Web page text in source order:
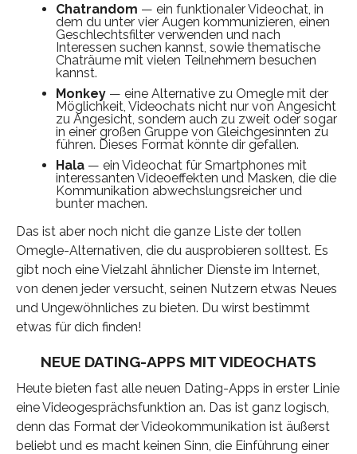
Chatrandom — ein funktionaler Videochat, in
dem du unter vier Augen kommunizieren, einen
Geschlechtsfilter verwenden und nach
Interessen suchen kannst, sowie thematische
Chaträume mit vielen Teilnehmern besuchen
kannst.
Monkey— eine Alternative zu Omegle mit der
Möglichkeit, Videochats nicht nur von Angesicht
zu Angesicht, sondern auch zu zweit oder sogar
in einer großen Gruppe von Gleichgesinnten zu
führen. Dieses Format könnte dir gefallen.
Hala— ein Videochat für Smartphones mit
interessanten Videoeffekten und Masken, die die
Kommunikation abwechslungsreicher und
bunter machen.
Das ist aber noch nicht die ganze Liste der tollen
Omegle-Alternativen, die du ausprobieren solltest. Es
gibt noch eine Vielzahl ähnlicher Dienste im Internet,
von denen jeder versucht, seinen Nutzern etwas Neues
und Ungewöhnliches zu bieten. Du wirst bestimmt
etwas für dich finden!
NEUE DATING-APPS MIT VIDEOCHATS
Heute bieten fast alle neuen Dating-Apps in erster Linie
eine Videogesprächsfunktion an. Das ist ganz logisch,
denn das Format der Videokommunikation ist äußerst
beliebt und es macht keinen Sinn, die Einführung einer